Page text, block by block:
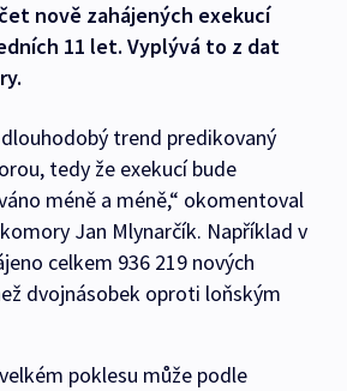
nově zahájených exekucí
11 let. Vyplývá to z dat
trend predikovaný
tedy že exekucí bude
méně a méně,“ okomentoval
Jan Mlynarčík. Například v
celkem 936 219 nových
dvojnásobek oproti loňským
poklesu může podle